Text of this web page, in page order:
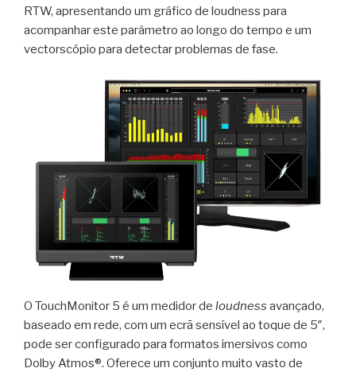
RTW, apresentando um gráfico de loudness para
acompanhar este parâmetro ao longo do tempo e um
vectorscópio para detectar problemas de fase.
O TouchMonitor 5 é um medidor de loudness avançado,
baseado em rede, com um ecrã sensível ao toque de 5″,
pode ser configurado para formatos imersivos como
Dolby Atmos®. Oferece um conjunto muito vasto de